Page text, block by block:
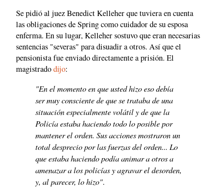
Se pidió al juez Benedict Kelleher que tuviera en cuenta
las obligaciones de Spring como cuidador de su esposa
enferma. En su lugar, Kelleher sostuvo que eran necesarias
sentencias "severas" para disuadir a otros. Así que el
pensionista fue enviado directamente a prisión. El
magistradodijo:
"En el momento en que usted hizo eso debía
ser muy consciente de que se trataba de una
situación especialmente volátil y de que la
Policía estaba haciendo todo lo posible por
mantener el orden. Sus acciones mostraron un
total desprecio por las fuerzas del orden... Lo
que estaba haciendo podía animar a otros a
amenazar a los policías y agravar el desorden,
y, al parecer, lo hizo".